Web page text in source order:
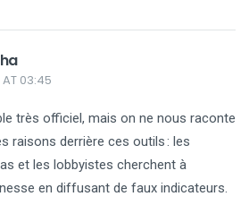
03:45
très officiel, mais on ne nous raconte
raisons derrière ces outils : les
et les lobbyistes cherchent à
en diffusant de faux indicateurs.